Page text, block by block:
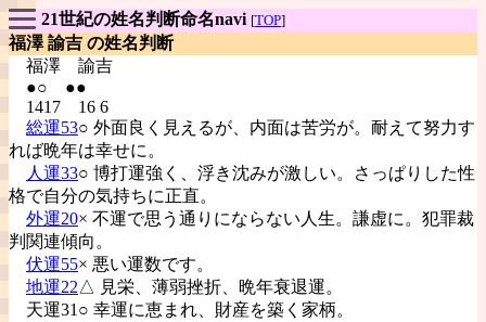
21世紀の姓名判断命名navi [TOP]
福澤 諭吉 の姓名判断
福澤 諭吉
●○ ●●
1417 16 6
総運53○ 外面良く見えるが、内面は苦労が。耐えて努力す
れば晩年は幸せに。
人運33○ 博打運強く、浮き沈みが激しい。さっぱりした性
格で自分の気持ちに正直。
外運20× 不運で思う通りにならない人生。謙虚に。犯罪裁
判関連傾向。
伏運55× 悪い運数です。
地運22△ 見栄、薄弱挫折、晩年衰退運。
天運31○ 幸運に恵まれ、財産を築く家柄。